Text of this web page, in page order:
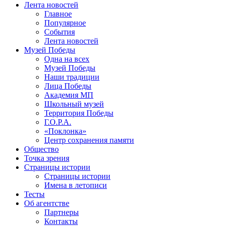
Лента новостей
Главное
Популярное
События
Лента новостей
Музей Победы
Одна на всех
Музей Победы
Наши традиции
Лица Победы
Академия МП
Школьный музей
Территория Победы
Г.О.Р.А.
«Поклонка»
Центр сохранения памяти
Общество
Точка зрения
Страницы истории
Страницы истории
Имена в летописи
Тесты
Об агентстве
Партнеры
Контакты